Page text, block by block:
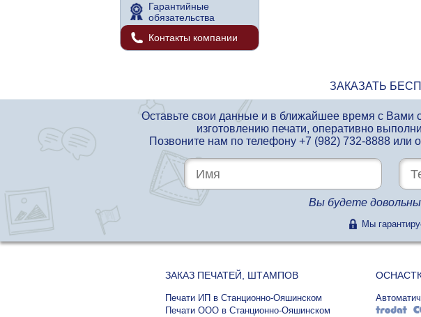
Гарантийные
обязательства
Контакты компании
ЗАКАЗАТЬ
Оставьте свои данные и в ближайшее время с Вами
изготовлению печати, оперативно
Позвоните нам по телефону +7 (982) 732-8888или
Вы будете
Мы
ЗАКАЗ ПЕЧАТЕЙ, ШТАМПОВ
Печати ИП в Станционно-Ояшинском
Печати ООО в Станционно-Ояшинском